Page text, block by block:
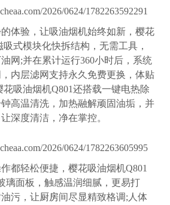
验，让吸油烟机始终如新，樱花
吸式模块化快拆结构，无需工具，
网;并在累计运行360小时后，系统
内层滤网支持永久免费更换，体贴
吸油烟机Q801还搭载一键电热除
高温清洗，加热融解顽固油垢，并
深度清洁，净在掌控。
轻松便捷，樱花吸油烟机Q801
璃面板，触感温润细腻，更易打
污，让厨房间尽显精致格调;人体